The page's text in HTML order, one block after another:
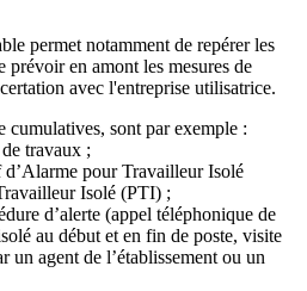
permet notamment de repérer les
prévoir en amont les mesures de
avec l'entreprise utilisatrice.
cumulatives, sont par exemple :
travaux ;
pour Travailleur Isolé
Isolé (PTI) ;
d’alerte (appel téléphonique de
au début et en fin de poste, visite
un agent de l’établissement ou un